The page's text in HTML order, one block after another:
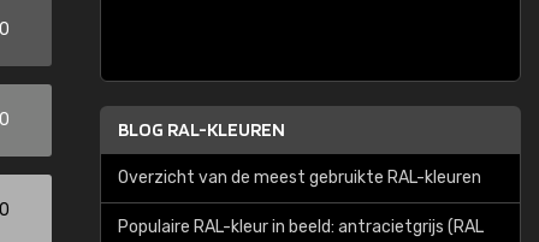
BLOG RAL-KLEUREN
Overzicht van de meest gebruikte RAL-kleuren
Populaire RAL-kleur in beeld: antracietgrijs (RAL